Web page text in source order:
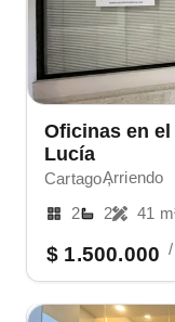
Oficinas en
Lucía
Cartago ,Arriendo
2
2 41
$ 1.500.000